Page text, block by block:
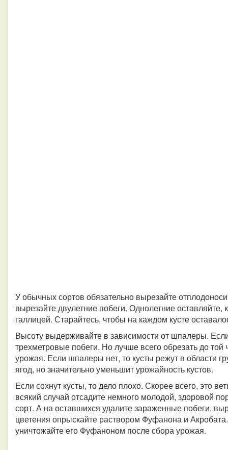
У обычных сортов обязательно вырезайте
вырезайте двулетние побеги. Однолетние
галлицей. Старайтесь, чтобы на каждом кусте
Высоту выдерживайте в зависимости от шпалеры.
трехметровые побеги. Но лучше всего обрезать до той
урожая. Если шпалеры нет, то кусты режут в области
ягод, но значительно уменьшит урожайность кустов.
Если сохнут кусты, то дело плохо. Скорее всего, это
всякий случай отсадите немного молодой, здоровой
сорт. А на оставшихся удалите зараженные побеги,
цветения опрыскайте раствором Фуфанона и
уничтожайте его Фуфаноном после сбора урожая.